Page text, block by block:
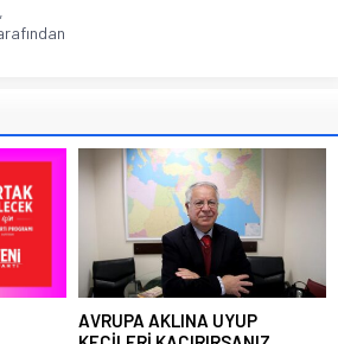
AVRUPA AKLINA UYUP